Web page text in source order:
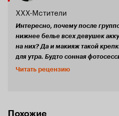
XXX-Мстители
Интересно, почему после
нижнее белье всех девушек
на них? Да и макияж такой
для утра. Будто сонная
Показывают, что секс-то их не
Нет, название в заголовке не
возникло столько китайских
Читать рецензию
Похожие